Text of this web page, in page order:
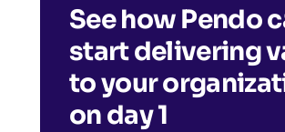
See how Pendo
start delivering
to your
on day 1